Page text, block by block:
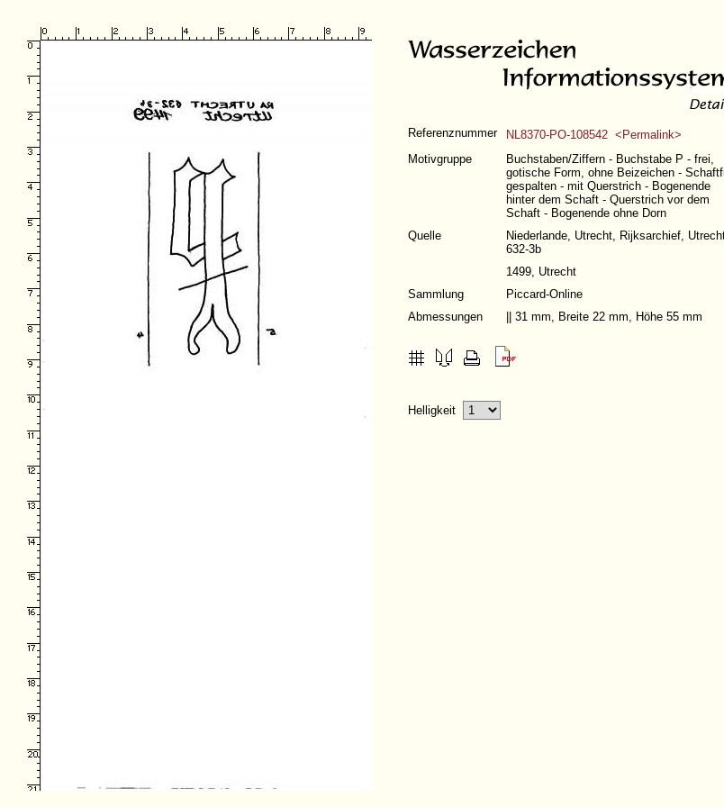
Referenznummer
NL8370-PO-108542 <Permalink>
Motivgruppe
Buchstaben/Ziffern - Buchstabe P - frei,
gotische Form, ohne Beizeichen -
gespalten - mit Querstrich - Bogenende
hinter dem Schaft - Querstrich vor dem
Schaft - Bogenende ohne Dorn
Quelle
Niederlande, Utrecht, Rijksarchief,
632-3b
1499, Utrecht
Sammlung
Piccard-Online
Abmessungen
|| 31 mm, Breite 22 mm, Höhe 55 mm
Helligkeit